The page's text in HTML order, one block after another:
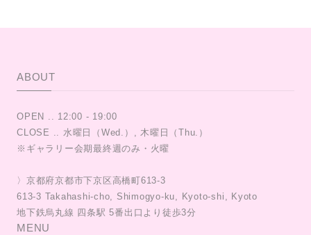
ABOUT
OPEN .. 12:00 - 19:00
CLOSE .. 水曜日（Wed.）, 木曜日（Thu.）
※ギャラリー会期最終週のみ・火曜
〉京都府京都市下京区高橋町613-3
613-3 Takahashi-cho, Shimogyo-ku, Kyoto-shi, Kyoto
MENU